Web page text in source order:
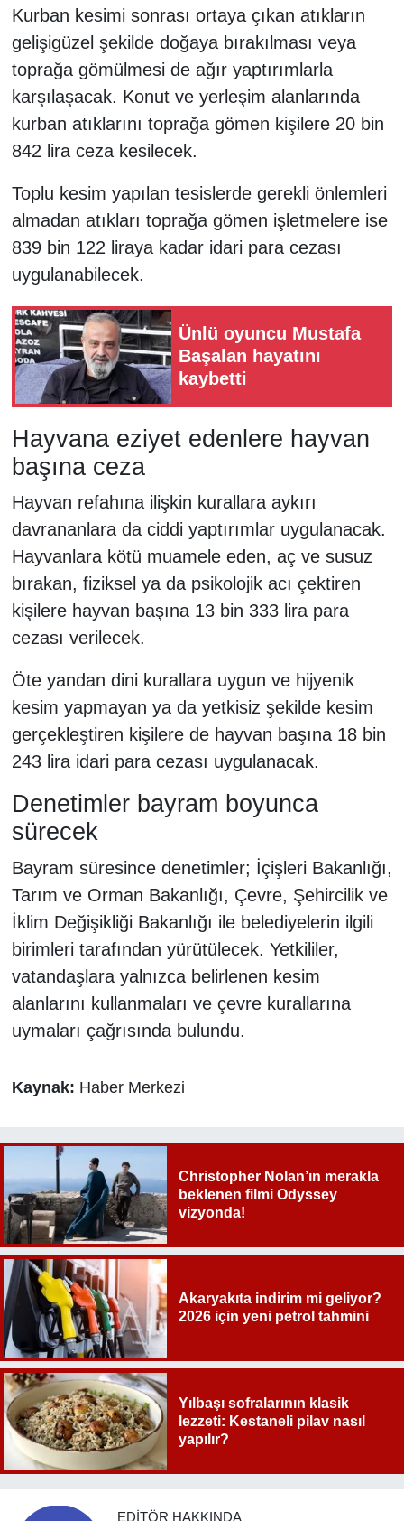
Kurban kesimi sonrası ortaya çıkan atıkların
gelişigüzel şekilde doğaya bırakılması veya
toprağa gömülmesi de ağır yaptırımlarla
karşılaşacak. Konut ve yerleşim alanlarında
kurban atıklarını toprağa gömen kişilere 20 bin
842 lira ceza kesilecek.
Toplu kesim yapılan tesislerde gerekli önlemleri
almadan atıkları toprağa gömen işletmelere ise
839 bin 122 liraya kadar idari para cezası
uygulanabilecek.
Ünlü oyuncu Mustafa
Başalan hayatını
kaybetti
Hayvana eziyet edenlere hayvan
başına ceza
Hayvan refahına ilişkin kurallara aykırı
davrananlara da ciddi yaptırımlar uygulanacak.
Hayvanlara kötü muamele eden, aç ve susuz
bırakan, fiziksel ya da psikolojik acı çektiren
kişilere hayvan başına 13 bin 333 lira para
cezası verilecek.
Öte yandan dini kurallara uygun ve hijyenik
kesim yapmayan ya da yetkisiz şekilde kesim
gerçekleştiren kişilere de hayvan başına 18 bin
243 lira idari para cezası uygulanacak.
Denetimler bayram boyunca
sürecek
Bayram süresince denetimler; İçişleri Bakanlığı,
Tarım ve Orman Bakanlığı, Çevre, Şehircilik ve
İklim Değişikliği Bakanlığı ile belediyelerin ilgili
birimleri tarafından yürütülecek. Yetkililer,
vatandaşlara yalnızca belirlenen kesim
alanlarını kullanmaları ve çevre kurallarına
uymaları çağrısında bulundu.
Kaynak: Haber Merkezi
Christopher Nolan’ın merakla
beklenen filmi Odyssey
vizyonda!
Akaryakıta indirim mi geliyor?
2026 için yeni petrol tahmini
Yılbaşı sofralarının klasik
lezzeti: Kestaneli pilav nasıl
yapılır?
EDITÖR HAKKINDA